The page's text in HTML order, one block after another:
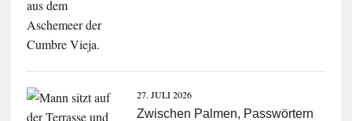
27. JULI 2026
Zwischen Palmen, Passwörtern